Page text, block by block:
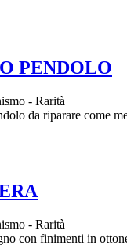
PENDOLO
- Rarità
da riparare come
- Rarità
con finimenti in